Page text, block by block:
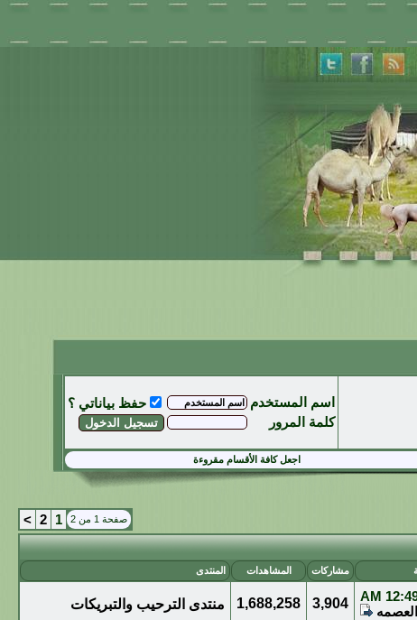
اسم المستخدم
حفظ بياناتي ؟
كلمة المرور
اجعل كافة الأقسام مقروءة
صفحة 1 من 2 1
2
>
مشاركات المشاهدات المنتدى
12:49
3,904
1,688,258 منتدى الترحيب والتبريكات